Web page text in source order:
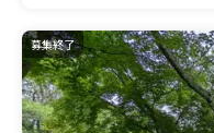
募集終了